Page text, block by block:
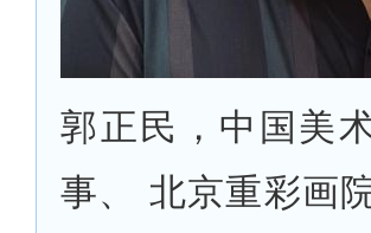
郭正民，中国美
事、 北京重彩画